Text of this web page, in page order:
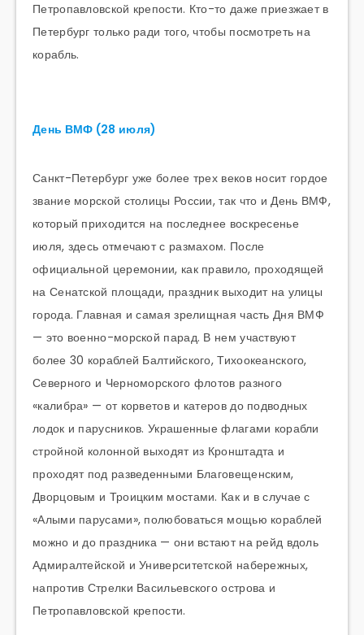
Петропавловской крепости. Кто-то даже приезжает в
Петербург только ради того, чтобы посмотреть на
корабль.
День ВМФ (28 июля)
Санкт-Петербург уже более трех веков носит гордое
звание морской столицы России, так что и День ВМФ,
который приходится на последнее воскресенье
июля, здесь отмечают с размахом. После
официальной церемонии, как правило, проходящей
на Сенатской площади, праздник выходит на улицы
города. Главная и самая зрелищная часть Дня ВМФ
— это военно-морской парад. В нем участвуют
более 30 кораблей Балтийского, Тихоокеанского,
Северного и Черноморского флотов разного
«калибра» — от корветов и катеров до подводных
лодок и парусников. Украшенные флагами корабли
стройной колонной выходят из Кронштадта и
проходят под разведенными Благовещенским,
Дворцовым и Троицким мостами. Как и в случае с
«Алыми парусами», полюбоваться мощью кораблей
можно и до праздника — они встают на рейд вдоль
Адмиралтейской и Университетской набережных,
напротив Стрелки Васильевского острова и
Петропавловской крепости.